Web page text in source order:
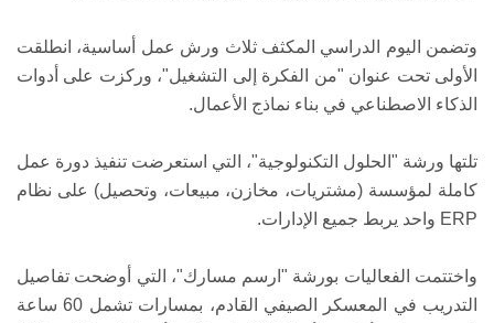
وتضمن اليوم الدراسي المكثف ثلاث ورش عمل أساسية، انطلقت
الأولى تحت عنوان "من الفكرة إلى التشغيل"، وركزت على أدوات
الذكاء الاصطناعي في بناء نماذج الأعمال.
تلتها ورشة "الحلول التكنولوجية"، التي استعرضت تنفيذ دورة عمل
كاملة لمؤسسة (مشتريات، مخازن، مبيعات، وتحصيل) على نظام
ERP واحد يربط جميع الإدارات.
واختتمت الفعاليات بورشة "ارسم مسارك"، التي أوضحت تفاصيل
التدريب في المعسكر الصيفي القادم، بمسارات تشمل 60 ساعة